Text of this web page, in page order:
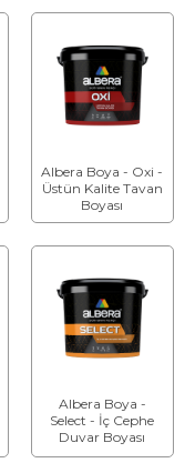
Albera Boya - Oxi -
Üstün Kalite Tavan
Boyası
Albera Boya -
Select - İç Cephe
Duvar Boyası